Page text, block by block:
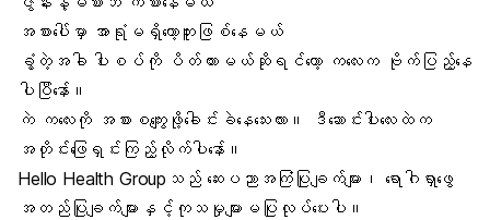
အစားပေါ်မှာ အာရုံမရှိတော့ဘူးဖြစ်နေမယ်
ခွံ့တဲ့အခါ ပါးစပ်ကို ပိတ်ထားမယ်ဆိုရင်တော့ ကလေးက ဗိုက်ပြည့်နေ
ပါပြီနော်။
ကဲ ကလေးကို အစားစကျွေးဖို့ခေါင်းခဲနေသေးလား။ ဒီဆောင်းပါးလေးထဲက
အတိုင်းဖြေရှင်းကြည့်လိုက်ပါနော်။
Hello Health Groupသည် ဆေးပညာအကြံပြုချက်များ၊ ရောဂါရှာဖွေ
အတည်ပြုချက်များနှင့်ကုသမှုများမပြုလုပ်ပေးပါ။